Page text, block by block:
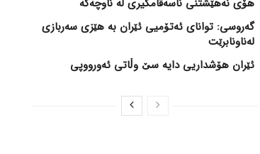
هۆی نەهێشتنی ناسەقامگیری لە ناوچەکە
گەروسی: توانای ئەتۆمیی ئێران بە هێزی سەربازی
لەناونابرێت
ئێران هۆشداریی دایە سێ وڵاتی ئەورووپی